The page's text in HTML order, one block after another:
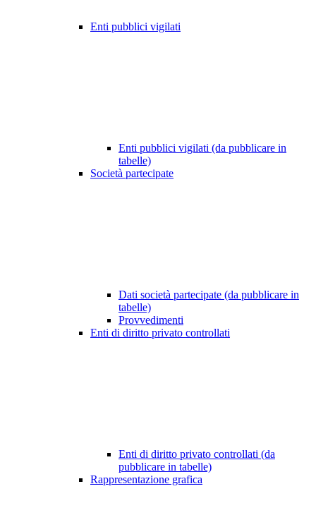
Enti pubblici vigilati
Enti pubblici vigilati (da pubblicare in
tabelle)
Società partecipate
Dati società partecipate (da pubblicare in
tabelle)
Provvedimenti
Enti di diritto privato controllati
Enti di diritto privato controllati (da
pubblicare in tabelle)
Rappresentazione grafica